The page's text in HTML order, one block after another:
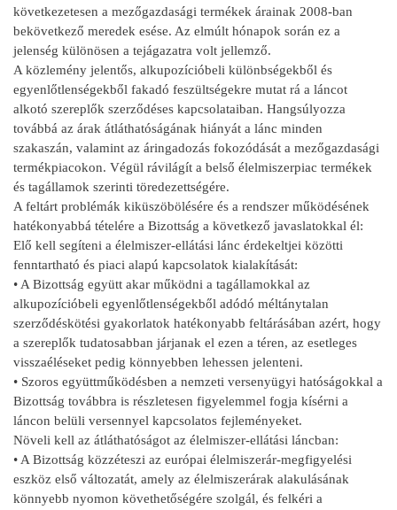
következetesen a mezőgazdasági termékek árainak 2008-ban
bekövetkező meredek esése. Az elmúlt hónapok során ez a
jelenség különösen a tejágazatra volt jellemző.
A közlemény jelentős, alkupozícióbeli különbségekből és
egyenlőtlenségekből fakadó feszültségekre mutat rá a láncot
alkotó szereplők szerződéses kapcsolataiban. Hangsúlyozza
továbbá az árak átláthatóságának hiányát a lánc minden
szakaszán, valamint az áringadozás fokozódását a mezőgazdasági
termékpiacokon. Végül rávilágít a belső élelmiszerpiac termékek
és tagállamok szerinti töredezettségére.
A feltárt problémák kiküszöbölésére és a rendszer működésének
hatékonyabbá tételére a Bizottság a következő javaslatokkal él:
Elő kell segíteni a élelmiszer-ellátási lánc érdekeltjei közötti
fenntartható és piaci alapú kapcsolatok kialakítását:
• A Bizottság együtt akar működni a tagállamokkal az
alkupozícióbeli egyenlőtlenségekből adódó méltánytalan
szerződéskötési gyakorlatok hatékonyabb feltárásában azért, hogy
a szereplők tudatosabban járjanak el ezen a téren, az esetleges
visszaéléseket pedig könnyebben lehessen jelenteni.
• Szoros együttműködésben a nemzeti versenyügyi hatóságokkal a
Bizottság továbbra is részletesen figyelemmel fogja kísérni a
láncon belüli versennyel kapcsolatos fejleményeket.
Növeli kell az átláthatóságot az élelmiszer-ellátási láncban:
• A Bizottság közzéteszi az európai élelmiszerár-megfigyelési
eszköz első változatát, amely az élelmiszerárak alakulásának
könnyebb nyomon követhetőségére szolgál, és felkéri a